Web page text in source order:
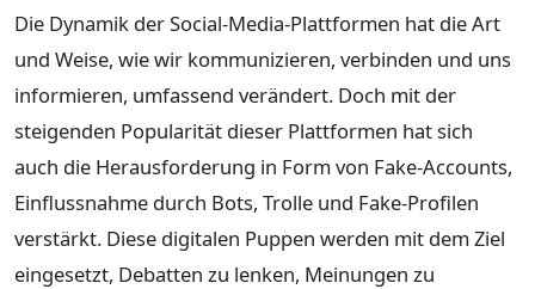
Die Dynamik der Social-Media-Plattformen hat die Art
und Weise, wie wir kommunizieren, verbinden und uns
informieren, umfassend verändert. Doch mit der
steigenden Popularität dieser Plattformen hat sich
auch die Herausforderung in Form von Fake-Accounts,
Einflussnahme durch Bots, Trolle und Fake-Profilen
verstärkt. Diese digitalen Puppen werden mit dem Ziel
eingesetzt, Debatten zu lenken, Meinungen zu